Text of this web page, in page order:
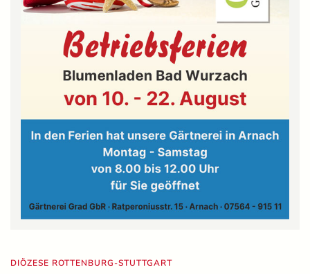
DIÖZESE ROTTENBURG-STUTTGART